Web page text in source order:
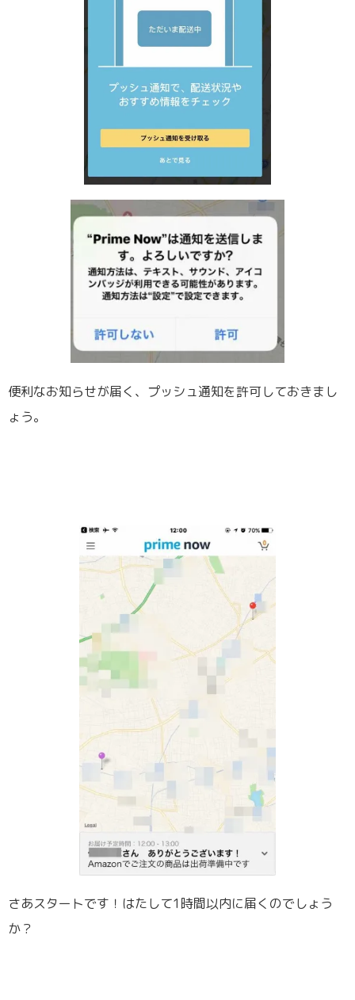
便利なお知らせが届く、プッシュ通知を許可しておきまし
ょう。
さあスタートです！はたして1時間以内に届くのでしょう
か？